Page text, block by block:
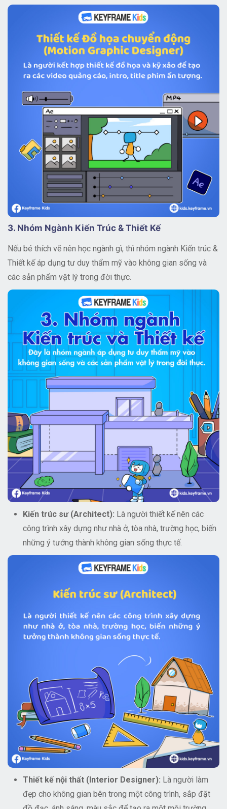
3. Nhóm Ngành Kiến Trúc & Thiết Kế
Nếu bé thích vẽ nên học ngành gì, thì nhóm ngành Kiến trúc &
Thiết kế áp dụng tư duy thẩm mỹ vào không gian sống và
các sản phẩm vật lý trong đời thực.
Kiến trúc sư (Architect): Là người thiết kế nên các
công trình xây dựng như nhà ở, tòa nhà, trường học, biến
những ý tưởng thành không gian sống thực tế.
Thiết kế nội thất (Interior Designer): Là người làm
đẹp cho không gian bên trong một công trình, sắp đặt